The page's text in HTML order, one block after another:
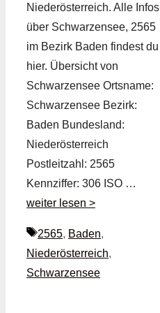
Niederösterreich. Alle Infos
über Schwarzensee, 2565
im Bezirk Baden findest du
hier. Übersicht von
Schwarzensee Ortsname:
Schwarzensee Bezirk:
Baden Bundesland:
Niederösterreich
Postleitzahl: 2565
Kennziffer: 306 ISO …
weiter lesen >
Schlagwörter
2565, Baden,
Niederösterreich,
Schwarzensee